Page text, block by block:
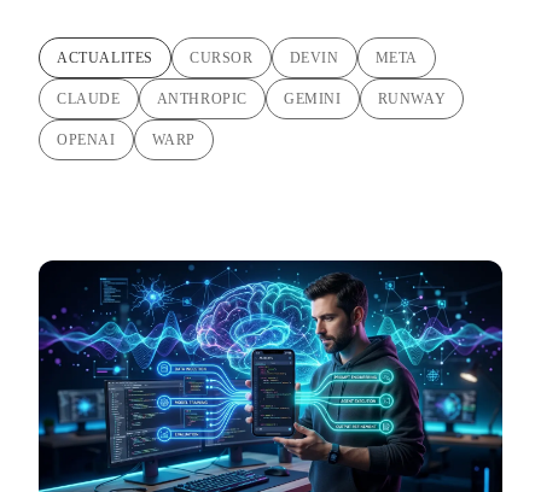
ACTUALITES CURSOR DEVIN META
CLAUDE ANTHROPIC GEMINI RUNWAY
OPENAI WARP